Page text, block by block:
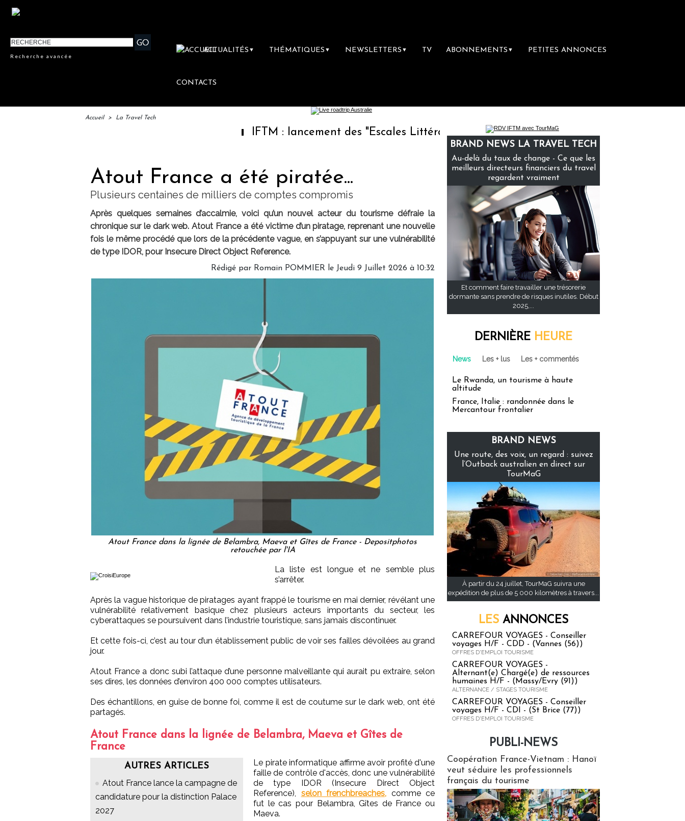
Recherche avancée
ACTUALITÉS ▼ THÉMATIQUES ▼ NEWSLETTERS ▼ TV ABONNEMENTS ▼ PETITES ANNONCES
CONTACTS
Accueil > La Travel Tech
IFTM : lancement des "Escales Littéraires", la première librairie du voyage
Atout France a été piratée...
Plusieurs centaines de milliers de comptes compromis
Après quelques semaines d’accalmie, voici qu’un nouvel acteur du tourisme défraie la
chronique sur le dark web. Atout France a été victime d’un piratage, reprenant une nouvelle
fois le même procédé que lors de la précédente vague, en s’appuyant sur une vulnérabilité
de type IDOR, pour Insecure Direct Object Reference.
Rédigé par Romain POMMIER le Jeudi 9 Juillet 2026 à 10:32
Atout France dans la lignée de Belambra, Maeva et Gîtes de France - Depositphotos
retouchée par l'IA
La liste est longue et ne semble plus
s’arrêter.
Après la vague historique de piratages ayant frappé le tourisme en mai dernier, révélant une
vulnérabilité relativement basique chez plusieurs acteurs importants du secteur, les
cyberattaques se poursuivent dans l’industrie touristique, sans jamais discontinuer.
Et cette fois-ci, c’est au tour d’un établissement public de voir ses failles dévoilées au grand
jour.
Atout France a donc subi l’attaque d’une personne malveillante qui aurait pu extraire, selon
ses dires, les données d’environ 400 000 comptes utilisateurs.
Des échantillons, en guise de bonne foi, comme il est de coutume sur le dark web, ont été
partagés.
Atout France dans la lignée de Belambra, Maeva et Gîtes de
France
AUTRES ARTICLES
Atout France lance la campagne de
candidature pour la distinction Palace
2027
Le pirate informatique affirme avoir profité d'une
faille de contrôle d'accès, donc une vulnérabilité
de type IDOR (Insecure Direct Object
Reference), selon frenchbreaches, comme ce
fut le cas pour Belambra, Gîtes de France ou
Maeva.
BRAND NEWS LA TRAVEL TECH
Au-delà du taux de change - Ce que les
meilleurs directeurs financiers du travel
regardent vraiment
Et comment faire travailler une trésorerie
dormante sans prendre de risques inutiles. Début
2025,...
DERNIÈRE HEURE
News Les + lus Les + commentés
Le Rwanda, un tourisme à haute
altitude
France, Italie : randonnée dans le
Mercantour frontalier
BRAND NEWS
Une route, des voix, un regard : suivez
l’Outback australien en direct sur
TourMaG
À partir du 24 juillet, TourMaG suivra une
expédition de plus de 5 000 kilomètres à travers...
LES ANNONCES
CARREFOUR VOYAGES - Conseiller
voyages H/F - CDD - (Vannes (56))
OFFRES D'EMPLOI TOURISME
CARREFOUR VOYAGES -
Alternant(e) Chargé(e) de ressources
humaines H/F - (Massy/Evry (91))
ALTERNANCE / STAGES TOURISME
CARREFOUR VOYAGES - Conseiller
voyages H/F - CDI - (St Brice (77))
OFFRES D'EMPLOI TOURISME
PUBLI-NEWS
Coopération France-Vietnam : Hanoï
veut séduire les professionnels
français du tourisme